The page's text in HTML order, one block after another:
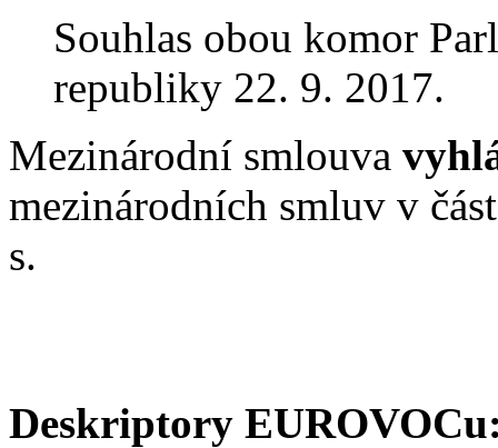
Souhlas obou komor
republiky 22. 9. 2017.
Mezinárodní smlouva
mezinárodních smluv v
s.
Deskriptory